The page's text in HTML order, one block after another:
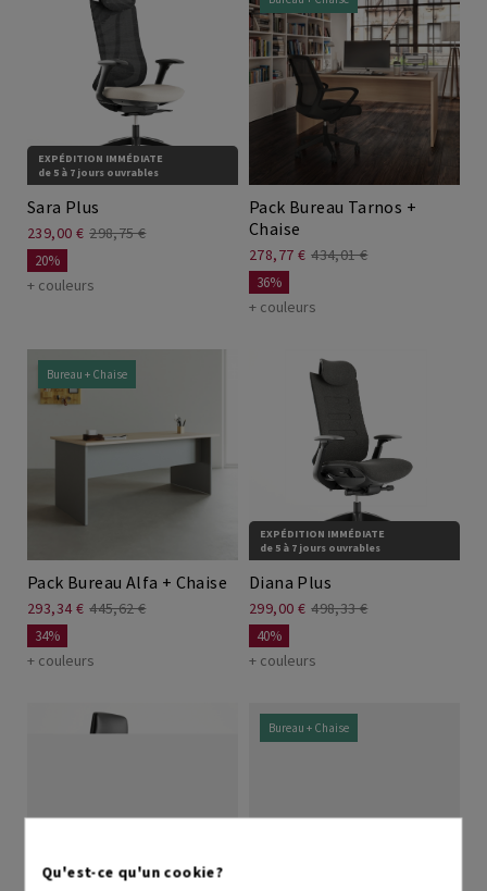
EXPÉDITION IMMÉDIATE
de 5 à 7 jours ouvrables
Sara Plus
239,00 € 298,75 €
20%
+ couleurs
Pack Bureau Tarnos +
Chaise
278,77 € 434,01 €
36%
+ couleurs
Bureau + Chaise
Pack Bureau Alfa + Chaise
293,34 € 445,62 €
34%
+ couleurs
EXPÉDITION IMMÉDIATE
de 5 à 7 jours ouvrables
Diana Plus
299,00 € 498,33 €
40%
+ couleurs
Bureau + Chaise
Qu'est-ce qu'un cookie?